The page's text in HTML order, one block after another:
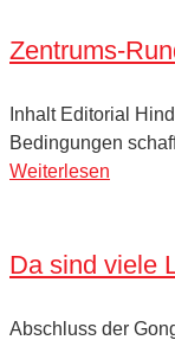
Zentrums-
Inhalt Editorial
Bedingungen
Weiterlesen
Da sind viele
Abschluss der